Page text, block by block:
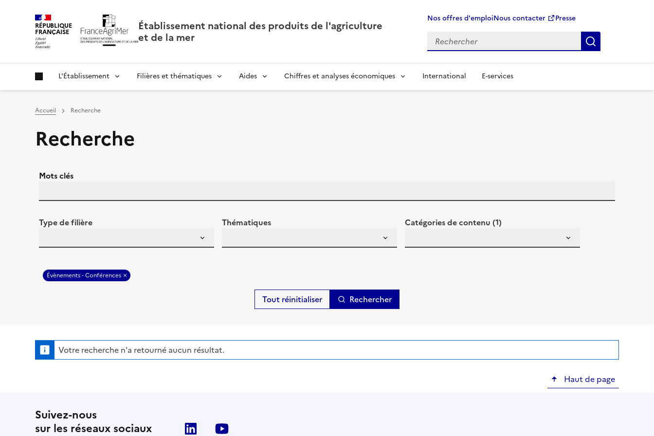
RÉPUBLIQUE
FRANÇAISE
Établissement national des produits de l'agriculture
et de la mer
Nos offres d'emploiNous contacter Presse
L'Établissement Filières et thématiques Aides Chiffres et analyses économiques International E-services
Accueil Recherche
Recherche
Mots clés
Type de filière Thématiques Catégories de contenu (1)
Évènements - Conférences
Rechercher
Votre recherche n'a retourné aucun résultat.
Haut de page
Suivez-nous
sur les réseaux sociaux
Linkedin